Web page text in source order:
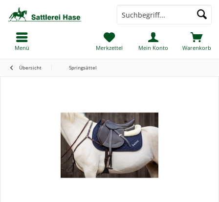
Warenkorb
Merkzettel Mein Konto
Menü
Übersicht Springsättel